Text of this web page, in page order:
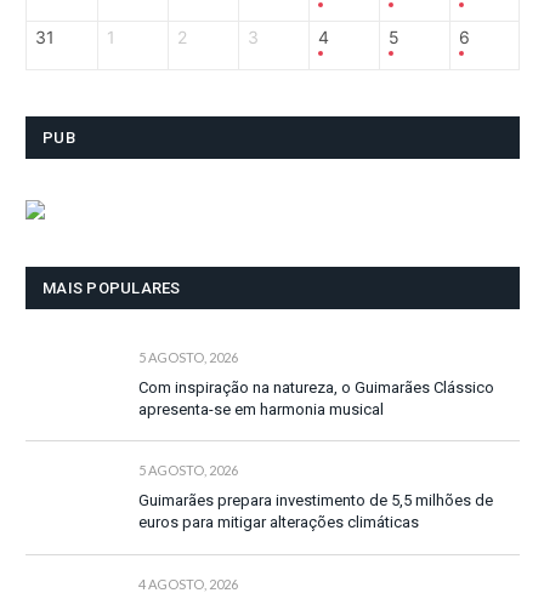
31 1 2 3 4 5 6
PUB
MAIS POPULARES
5 AGOSTO, 2026
Com inspiração na natureza, o Guimarães Clássico
apresenta-se em harmonia musical
5 AGOSTO, 2026
Guimarães prepara investimento de 5,5 milhões de
euros para mitigar alterações climáticas
4 AGOSTO, 2026